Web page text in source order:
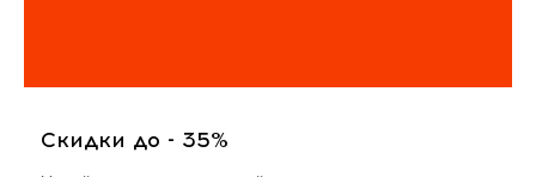
Скидки до - 35%